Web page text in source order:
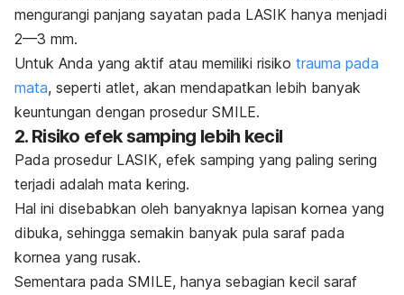
mengurangi panjang sayatan pada LASIK hanya menjadi
2—3 mm.
Untuk Anda yang aktif atau memiliki risiko trauma pada
mata, seperti atlet, akan mendapatkan lebih banyak
keuntungan dengan prosedur SMILE.
2. Risiko efek samping lebih kecil
Pada prosedur LASIK, efek samping yang paling sering
terjadi adalah mata kering.
Hal ini disebabkan oleh banyaknya lapisan kornea yang
dibuka, sehingga semakin banyak pula saraf pada
kornea yang rusak.
Sementara pada SMILE, hanya sebagian kecil saraf